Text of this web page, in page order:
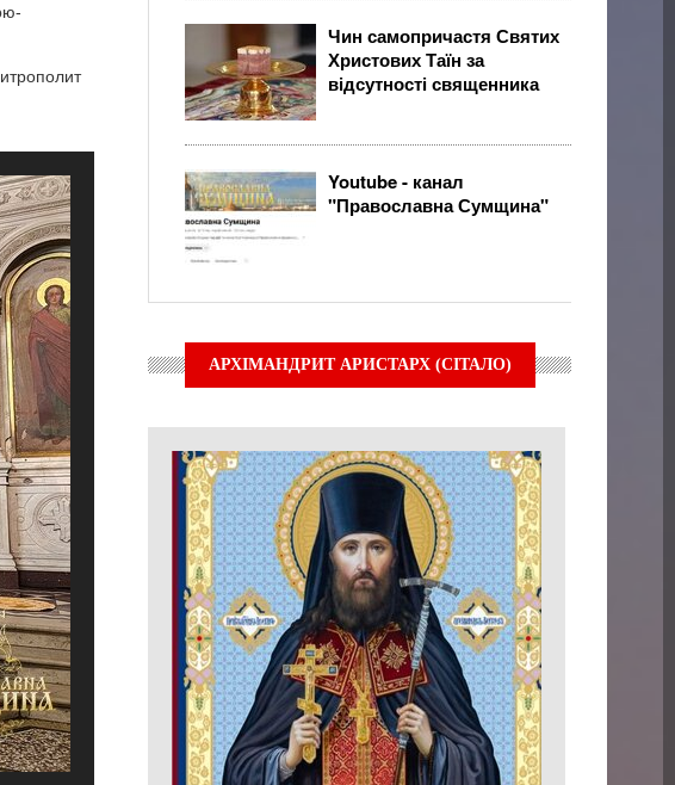
Чин самопричастя Святих
Христових Таїн за
відсутності священника
Youtube - канал
"Православна Сумщина"
АРХІМАНДРИТ АРИСТАРХ (СІТАЛО)